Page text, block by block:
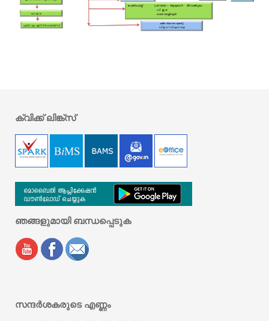
ക്വിക്ക് ലിങ്ക്സ്
ഞങ്ങളുമായി ബന്ധപ്പെടുക
സന്ദർശകരുടെ എണ്ണം